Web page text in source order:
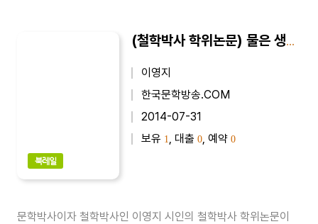
북레일
(철학박사 학위논문) 물은 생명이다의 문학과 신학의 비교 : 사랑의 U리듬을 중심으로
이영지
한국문학방송.COM
2014-07-31
보유 1 , 대출 0 , 예약 0
문학박사이자 철학박사인 이영지 시인의 철학박사 학위논문이